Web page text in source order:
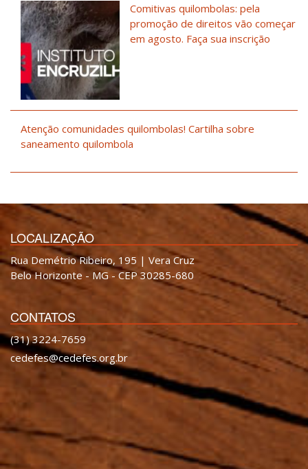
Comitivas quilombolas: pela
promoção de direitos vão começar
em agosto. Faça sua inscrição
Atenção comunidades quilombolas! Cartilha sobre
saneamento quilombola
LOCALIZAÇÃO
Rua Demétrio Ribeiro, 195 | Vera Cruz
Belo Horizonte - MG - CEP 30285-680
CONTATOS
(31) 3224-7659
cedefes@cedefes.org.br